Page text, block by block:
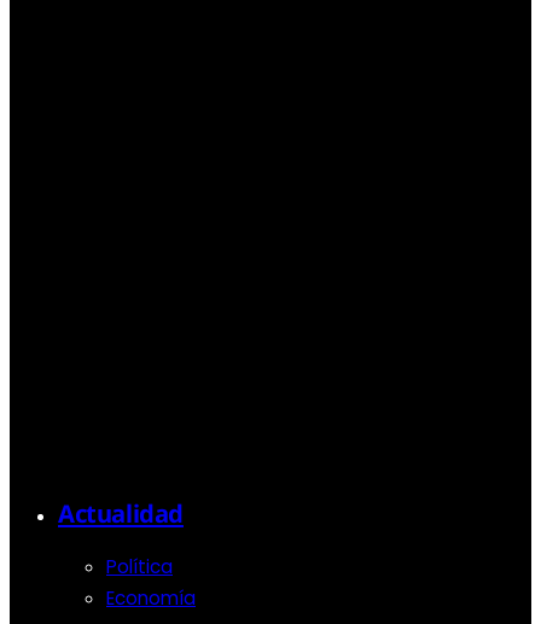
Actualidad
Política
Economía